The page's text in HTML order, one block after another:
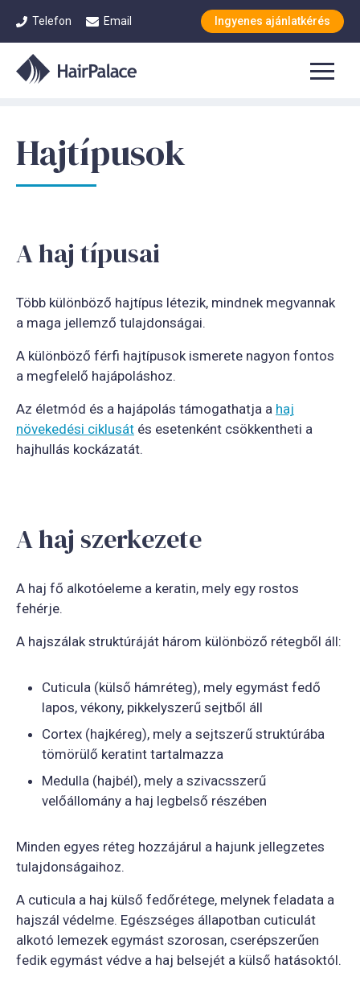
Telefon Email Ingyenes ajánlatkérés
Hajtípusok
A haj típusai
Több különböző hajtípus létezik, mindnek megvannak
a maga jellemző tulajdonságai.
A különböző férfi hajtípusok ismerete nagyon fontos
a megfelelő hajápoláshoz.
Az életmód és a hajápolás támogathatja a haj
növekedési ciklusát és esetenként csökkentheti a
hajhullás kockázatát.
A haj szerkezete
A haj fő alkotóeleme a keratin, mely egy rostos
fehérje.
A hajszálak struktúráját három különböző rétegből áll:
Cuticula (külső hámréteg), mely egymást fedő
lapos, vékony, pikkelyszerű sejtből áll
Cortex (hajkéreg), mely a sejtszerű struktúrába
tömörülő keratint tartalmazza
Medulla (hajbél), mely a szivacsszerű
velőállomány a haj legbelső részében
Minden egyes réteg hozzájárul a hajunk jellegzetes
tulajdonságaihoz.
A cuticula a haj külső fedőrétege, melynek feladata a
hajszál védelme. Egészséges állapotban cuticulát
alkotó lemezek egymást szorosan, cserépszerűen
fedik egymást védve a haj belsejét a külső hatásoktól.